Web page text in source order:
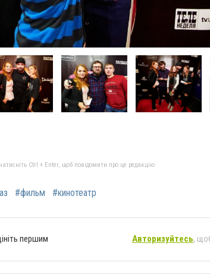
Ctrl + Enter, щоб повідомити про це редакцію
#фильм #кинотеатр
першим Авторизуйтесь,